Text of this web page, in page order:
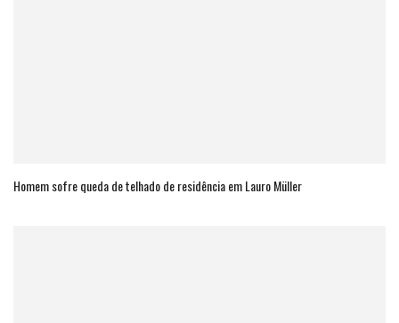
Homem sofre queda de telhado de residência em Lauro Müller